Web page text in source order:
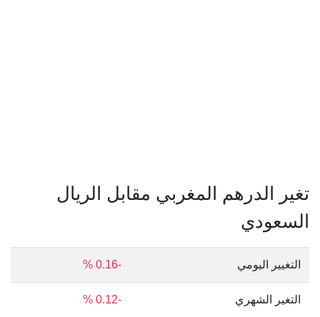
تغير الدرهم المغربي مقابل الريال
السعودي
التغيير اليومي -0.16 %
التغير الشهري -0.12 %